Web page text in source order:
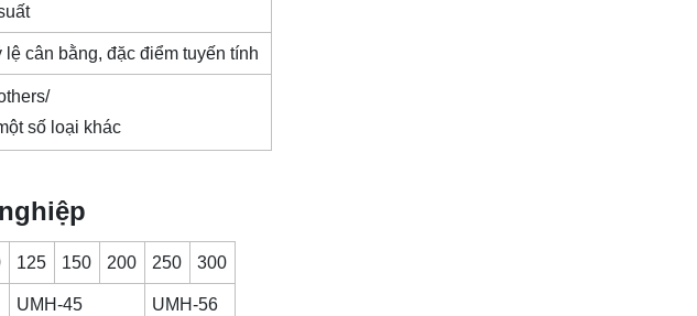
cân bằng, đặc điểm tuyến tính
số loại khác
125 150 200 250 300
UMH-45 UMH-56